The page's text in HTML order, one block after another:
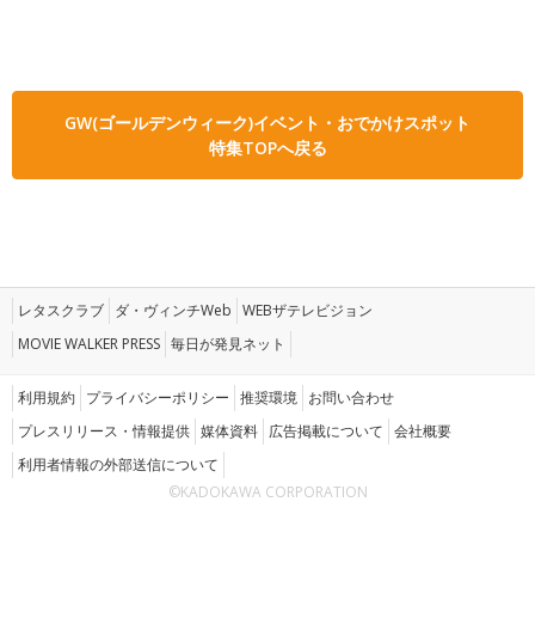
GW(ゴールデンウィーク)イベント・おでかけスポット
特集TOPへ戻る
レタスクラブ ダ・ヴィンチWeb WEBザテレビジョン
MOVIE WALKER PRESS 毎日が発見ネット
利用規約 プライバシーポリシー 推奨環境 お問い合わせ
プレスリリース・情報提供 媒体資料 広告掲載について 会社概要
利用者情報の外部送信について
©KADOKAWA CORPORATION